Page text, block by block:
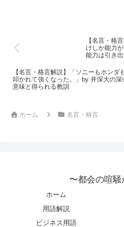
【名言・格
けしか能力
能力は引き
【名言・格言解説】「ソニーもホンダ
叩かれて強くなった。」by 井深大の深
意味と得られる教訓
ホーム 名言・格言
〜都会の喧騒
ホーム
用語解説
ビジネス用語